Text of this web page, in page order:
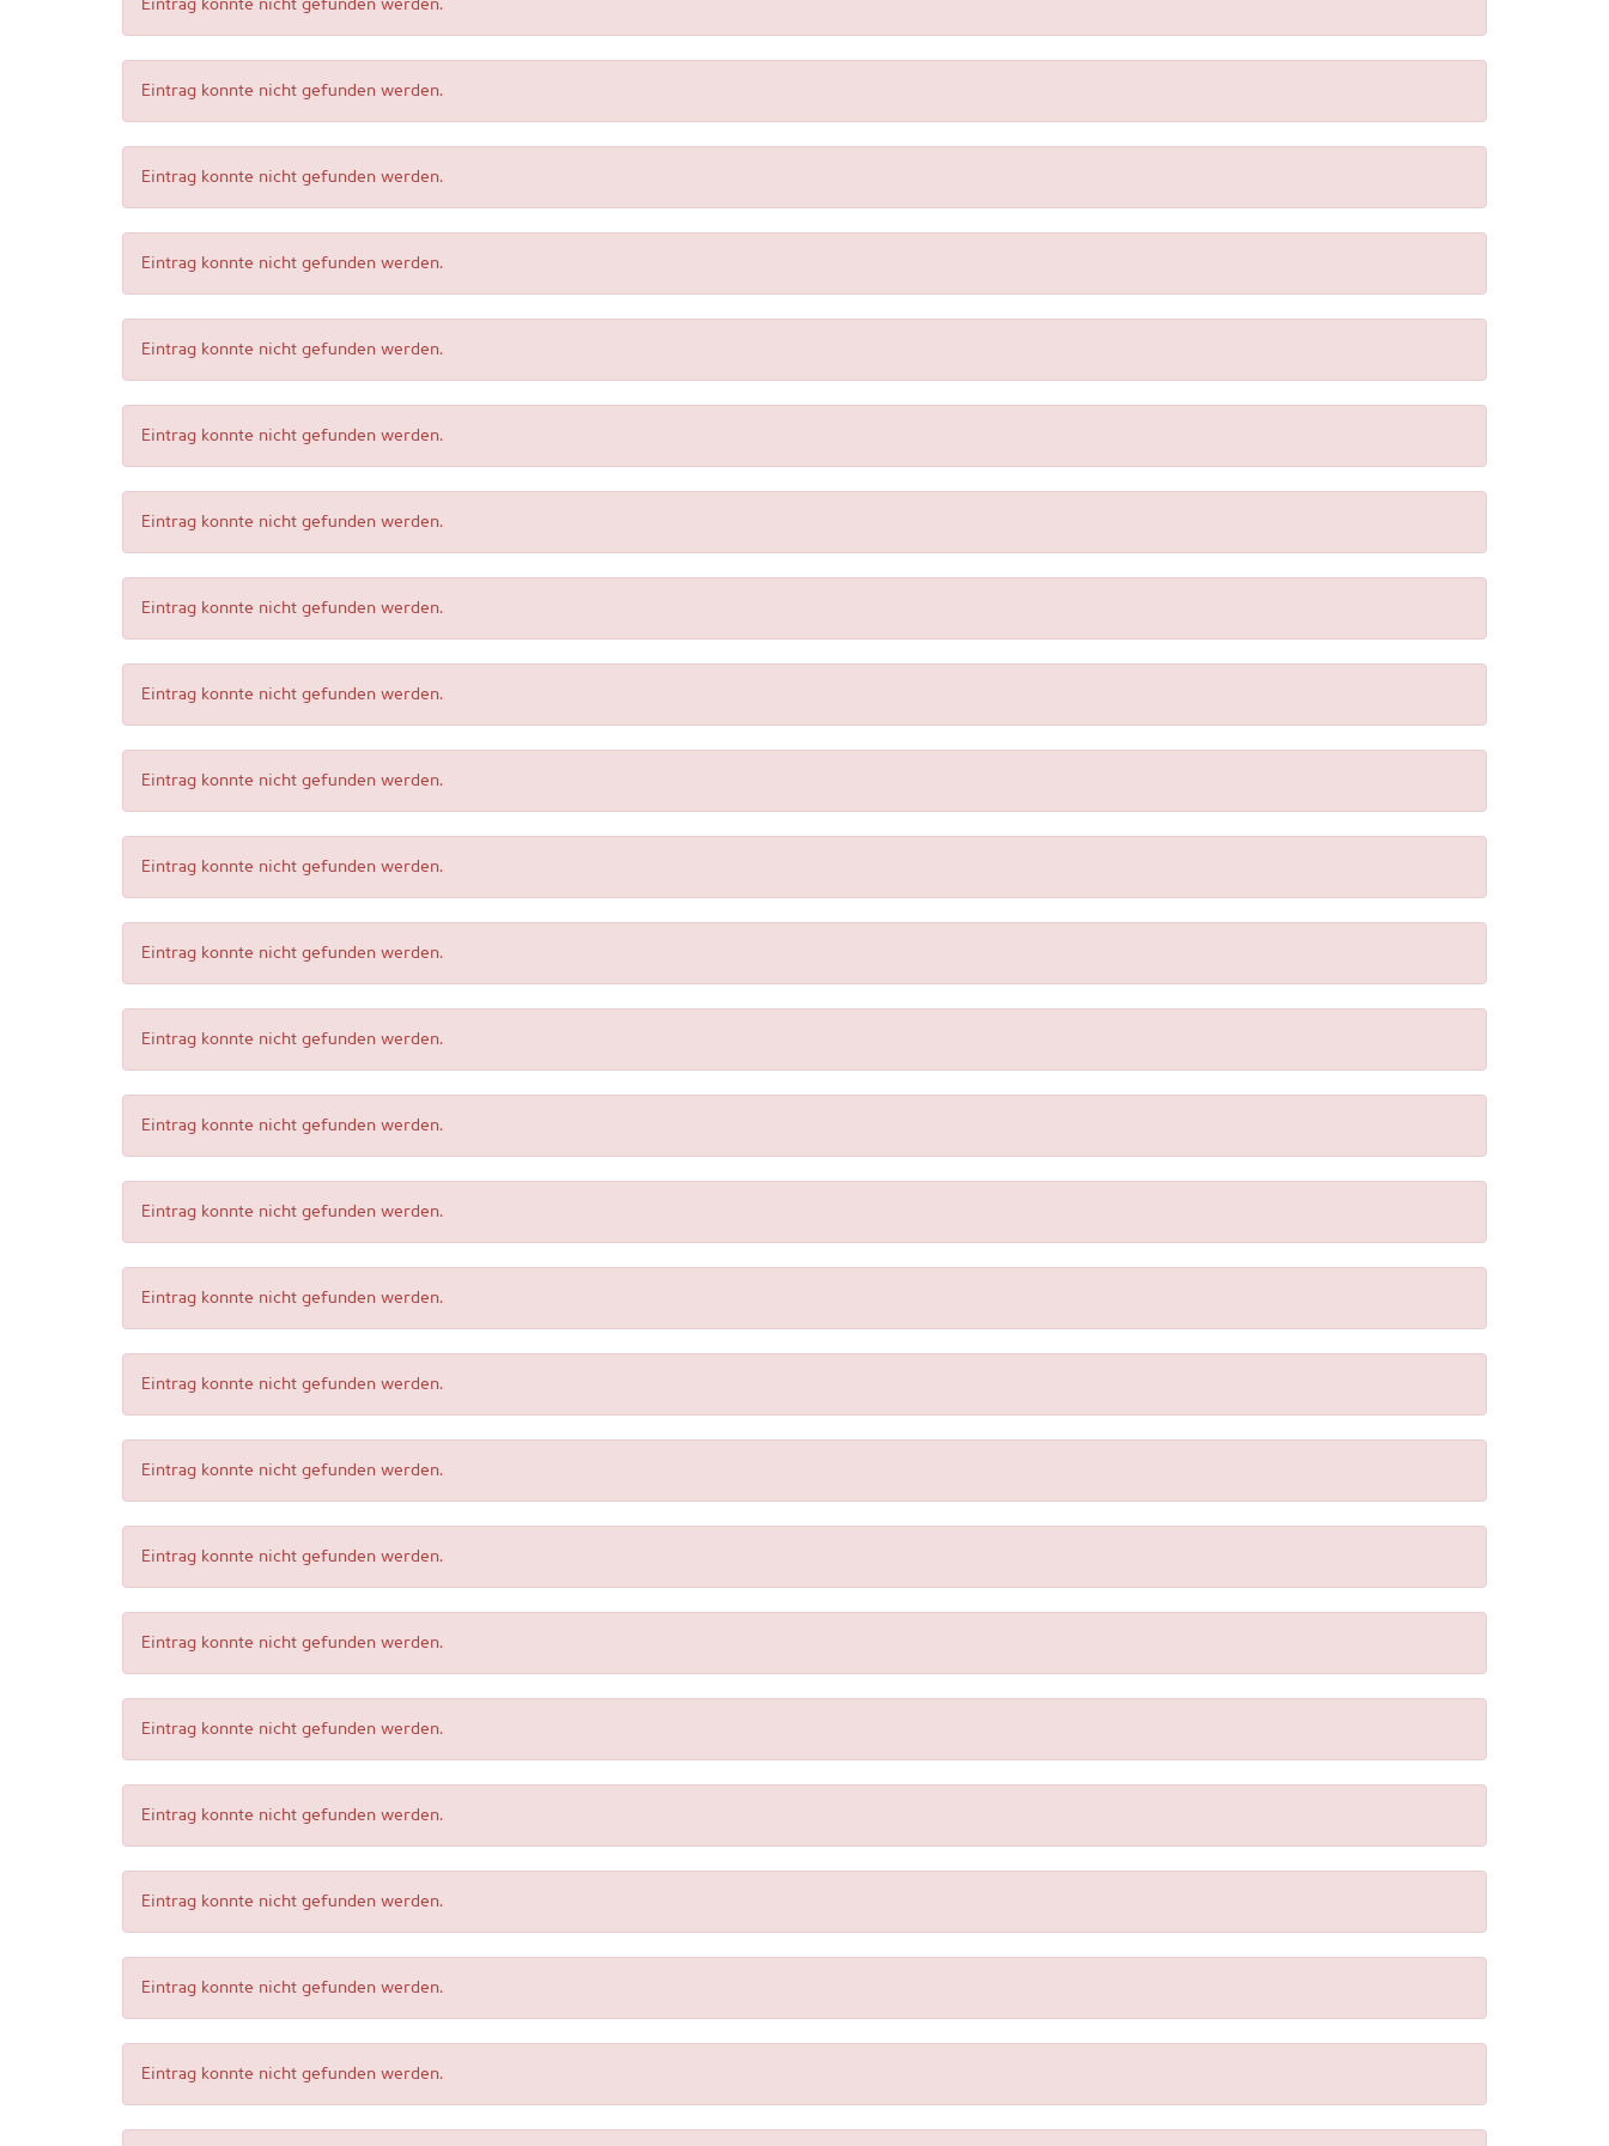
Eintrag konnte nicht gefunden werden.
Eintrag konnte nicht gefunden werden.
Eintrag konnte nicht gefunden werden.
Eintrag konnte nicht gefunden werden.
Eintrag konnte nicht gefunden werden.
Eintrag konnte nicht gefunden werden.
Eintrag konnte nicht gefunden werden.
Eintrag konnte nicht gefunden werden.
Eintrag konnte nicht gefunden werden.
Eintrag konnte nicht gefunden werden.
Eintrag konnte nicht gefunden werden.
Eintrag konnte nicht gefunden werden.
Eintrag konnte nicht gefunden werden.
Eintrag konnte nicht gefunden werden.
Eintrag konnte nicht gefunden werden.
Eintrag konnte nicht gefunden werden.
Eintrag konnte nicht gefunden werden.
Eintrag konnte nicht gefunden werden.
Eintrag konnte nicht gefunden werden.
Eintrag konnte nicht gefunden werden.
Eintrag konnte nicht gefunden werden.
Eintrag konnte nicht gefunden werden.
Eintrag konnte nicht gefunden werden.
Eintrag konnte nicht gefunden werden.
Eintrag konnte nicht gefunden werden.